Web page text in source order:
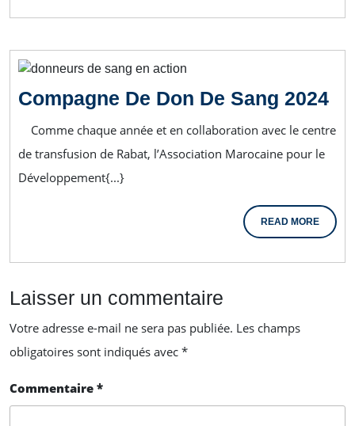
Compagne De Don De Sang 2024
Comme chaque année et en collaboration avec le centre
de transfusion de Rabat, l’Association Marocaine pour le
Développement{...}
READ MORE
Laisser un commentaire
Votre adresse e-mail ne sera pas publiée. Les champs
obligatoires sont indiqués avec *
Commentaire *